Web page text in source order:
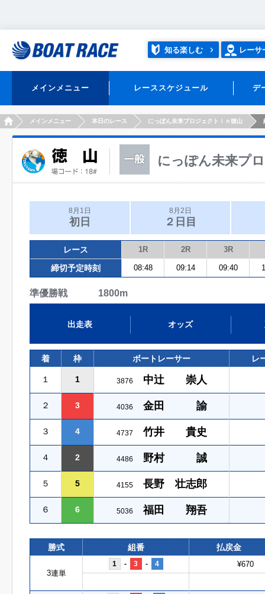
知る楽しむ レーサ
メインメニュー レーススケジュール デ
HOMEメインメニュー 本日のレース にっぽん未来プロジェクトｉｎ徳山
にっぽん未来プ
8月1日
初日
8月2日
２日目
レース 1R 2R 3R
締切予定時刻 08:48 09:14 09:40
準優勝戦 1800m
出走表 オッズ
着 枠 ボートレーサー レ
１ 1 3876 中辻 崇人
２ 3 4036 金田 諭
３ 4 4737 竹井 貴史
４ 2 4486 野村 誠
５ 5 4155 長野 壮志郎
６ 6 5036 福田 翔吾
勝式 組番 払戻金
3連単
1 - 3 - 4 ¥670